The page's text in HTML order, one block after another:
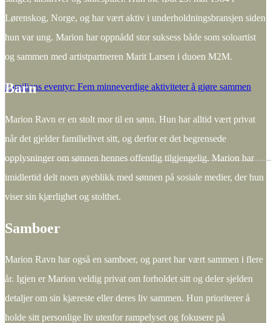
Familiens eventyr: Fem minneverdige aktiviteter å gjøre sammen
Lørenskog, Norge, og har vært aktiv i underholdningsbransjen siden
hun var ung. Marion har oppnådd stor suksess både som soloartist
og sammen med artistpartneren Marit Larsen i duoen M2M.
Barn
Marion Ravn er en stolt mor til en sønn. Hun har alltid vært privat
når det gjelder familielivet sitt, og derfor er det begrensede
opplysninger om sønnen hennes offentlig tilgjengelig. Marion har
imidlertid delt noen øyeblikk med sønnen på sosiale medier, der hun
viser sin kjærlighet og stolthet.
Samboer
Marion Ravn har også en samboer, og paret har vært sammen i flere
år. Igjen er Marion veldig privat om forholdet sitt og deler sjelden
detaljer om sin kjæreste eller deres liv sammen. Hun prioriterer å
holde sitt personlige liv utenfor rampelyset og fokusere på